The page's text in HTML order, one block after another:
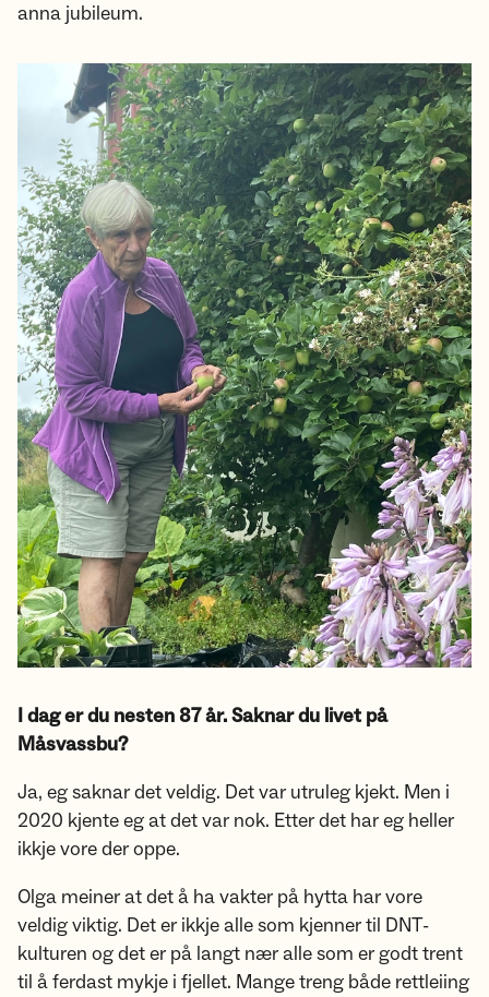
anna jubileum.
I dag er du nesten 87 år. Saknar du livet på
Måsvassbu?
Ja, eg saknar det veldig. Det var utruleg kjekt. Men i
2020 kjente eg at det var nok. Etter det har eg heller
ikkje vore der oppe.
Olga meiner at det å ha vakter på hytta har vore
veldig viktig. Det er ikkje alle som kjenner til DNT-
kulturen og det er på langt nær alle som er godt trent
til å ferdast mykje i fjellet. Mange treng både rettleiing